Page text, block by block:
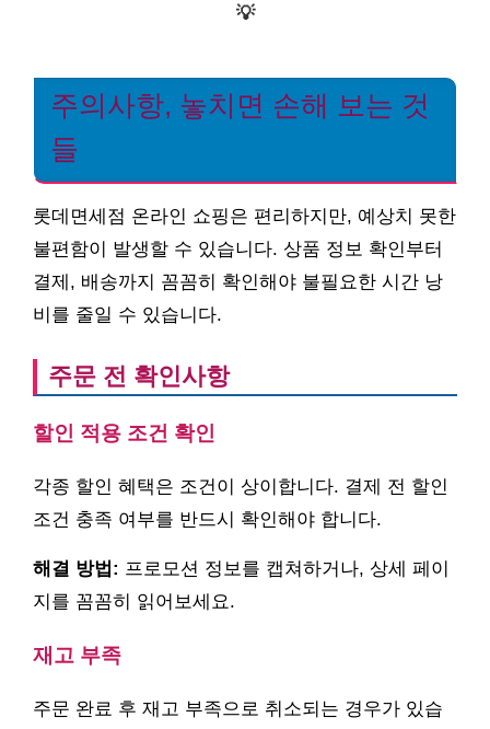
💡
주의사항, 놓치면 손해 보는 것
들
롯데면세점 온라인 쇼핑은 편리하지만, 예상치 못한
불편함이 발생할 수 있습니다. 상품 정보 확인부터
결제, 배송까지 꼼꼼히 확인해야 불필요한 시간 낭
비를 줄일 수 있습니다.
주문 전 확인사항
할인 적용 조건 확인
각종 할인 혜택은 조건이 상이합니다. 결제 전 할인
조건 충족 여부를 반드시 확인해야 합니다.
해결 방법: 프로모션 정보를 캡쳐하거나, 상세 페이
지를 꼼꼼히 읽어보세요.
재고 부족
주문 완료 후 재고 부족으로 취소되는 경우가 있습